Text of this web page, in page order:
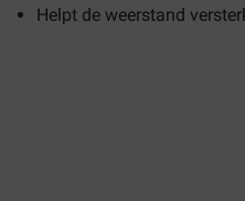
Helpt de weerstand